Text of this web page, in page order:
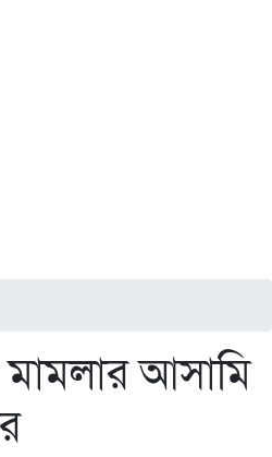
মামলার আসামি